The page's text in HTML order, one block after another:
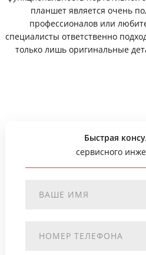
планшет является очень
профессионалов или
специалисты ответственно
только лишь оригинальные
Быстрая
сервисного